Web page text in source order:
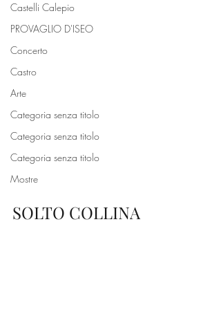
Castelli Calepio
PROVAGLIO D'ISEO
Concerto
Castro
Arte
Categoria senza titolo
Categoria senza titolo
Categoria senza titolo
Mostre
SOLTO COLLINA